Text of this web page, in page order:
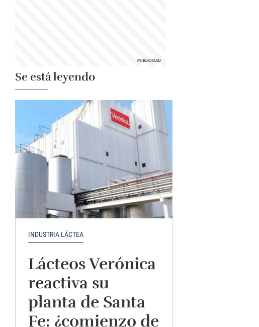
Se está leyendo
INDUSTRIA LÁCTEA
Lácteos Verónica
reactiva su
planta de Santa
Fe: ¿comienzo de